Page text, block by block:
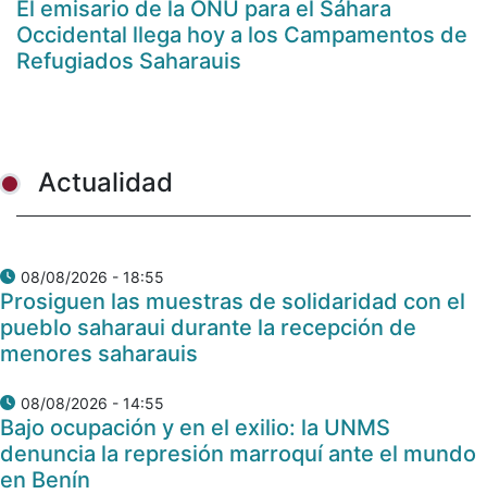
El emisario de la ONU para el Sáhara
Occidental llega hoy a los Campamentos de
Refugiados Saharauis
Actualidad
08/08/2026 - 18:55
Prosiguen las muestras de solidaridad con el
pueblo saharaui durante la recepción de
menores saharauis
08/08/2026 - 14:55
Bajo ocupación y en el exilio: la UNMS
denuncia la represión marroquí ante el mundo
en Benín